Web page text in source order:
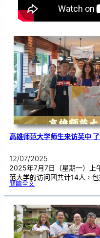
高雄师范大学师生来访芙中
12/07/2025
2025年7月7日（星期一）上
范大学的访问团共计14人，
閱讀全文:高
范
学
师
生
来
访
芙
中
了
解
华